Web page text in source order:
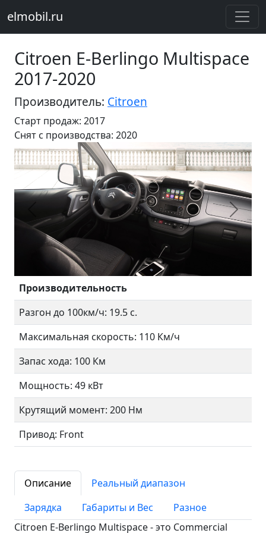
elmobil.ru
Citroen E-Berlingo Multispace
2017-2020
Производитель: Citroen
Старт продаж: 2017
Cнят с производства: 2020
Предыдущий
Производительность
Разгон до 100км/ч: 19.5 с.
Максимальная скорость: 110 Км/ч
Запас хода: 100 Км
Мощность: 49 кВт
Крутящий момент: 200 Нм
Привод: Front
Описание
Реальный диапазон
Зарядка
Габариты и Вес
Разное
Citroen E-Berlingo Multispace - это Commercial